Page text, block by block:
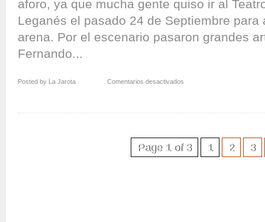
aforo, ya que mucha gente quiso ir al
Leganés el pasado 24 de Septiembre para
arena. Por el escenario pasaron grandes
Fernando...
Posted by La Jarota Comentarios desactivados
a
Page 1 of 3 1 2 3